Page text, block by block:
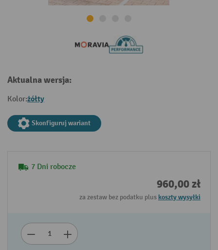
Aktualna wersja:
Kolor:żółty
Skonfiguruj wariant
7 Dni robocze
960,00 zł
za zestaw bez podatku plus koszty wysyłki